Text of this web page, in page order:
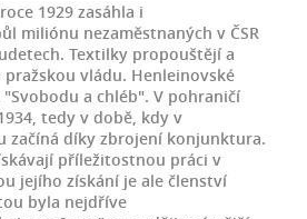
1929 zasáhla i
miliónu nezaměstnaných v ČSR
Textilky propouštějí a
pražskou vládu. Henleinovské
a chléb". V pohraničí
tedy v době, kdy v
začíná díky zbrojení konjunktura.
příležitostnou práci v
jejího získání je ale členství
byla nejdříve